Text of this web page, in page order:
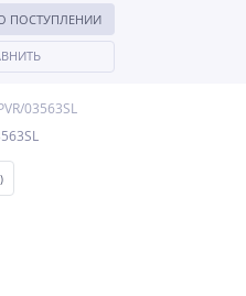
ПОСТУПЛЕНИИ
03563SL